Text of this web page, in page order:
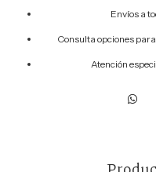
Envíos a
Consulta opciones
Atención